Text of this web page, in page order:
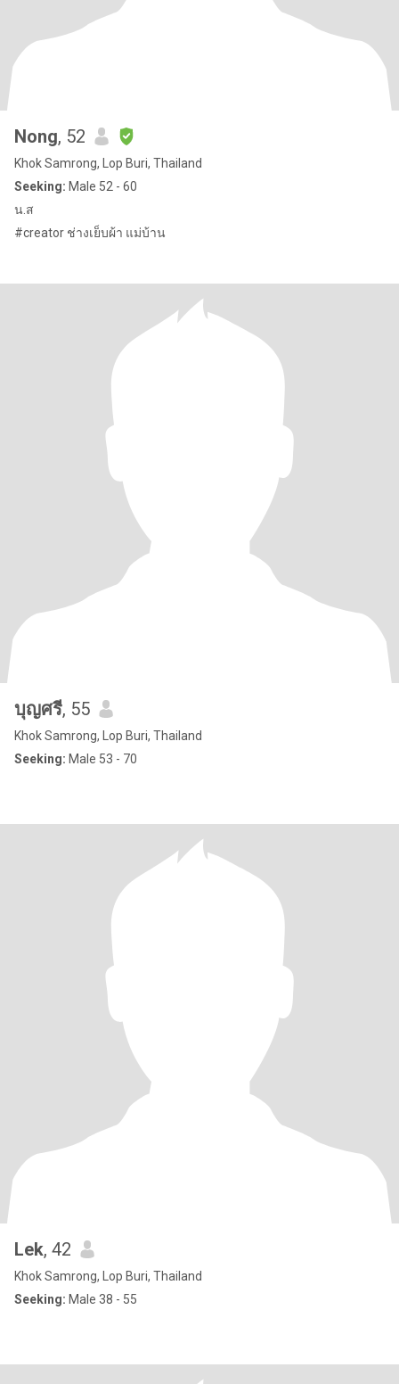
Nong, 52
Khok Samrong, Lop Buri, Thailand
Seeking: Male 52 - 60
น.ส
#creator ช่างเย็บผ้า แม่บ้าน
บุญศรี, 55
Khok Samrong, Lop Buri, Thailand
Seeking: Male 53 - 70
Lek, 42
Khok Samrong, Lop Buri, Thailand
Seeking: Male 38 - 55